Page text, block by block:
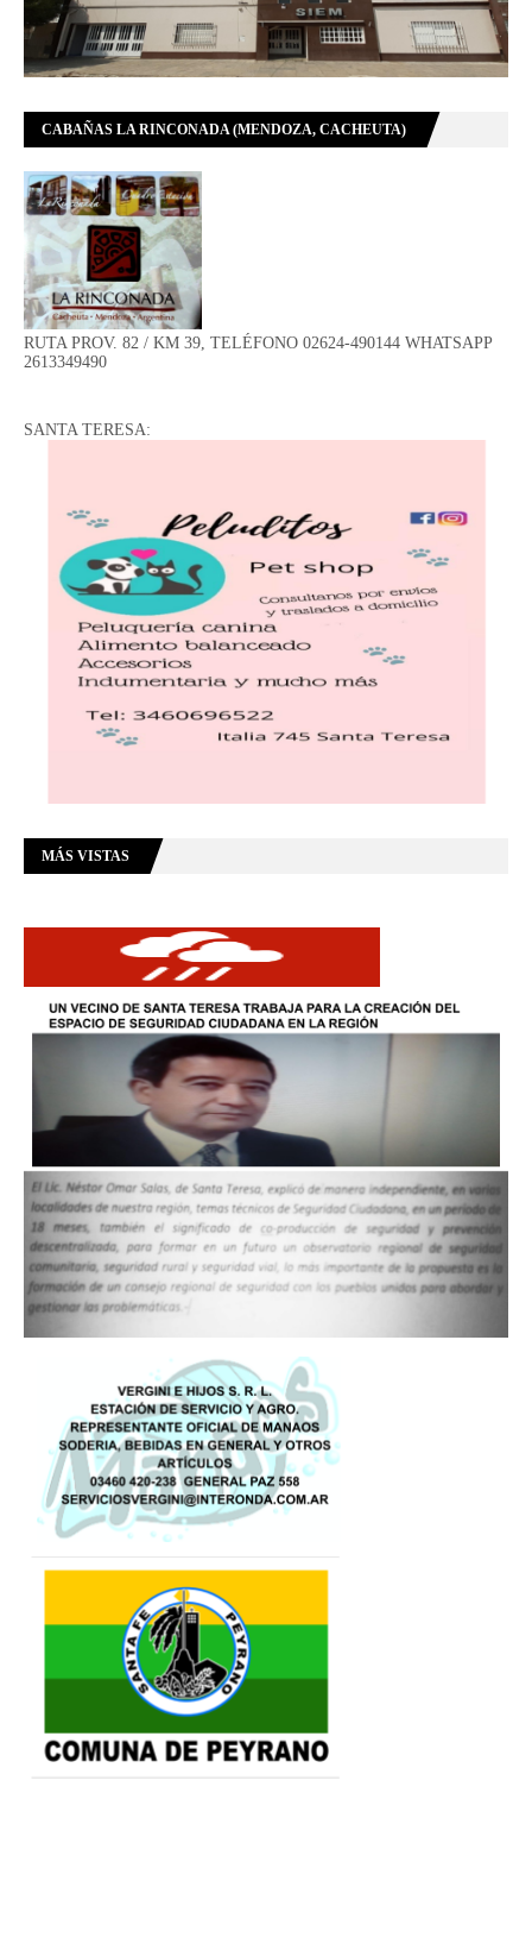
CABAÑAS LA RINCONADA (MENDOZA, CACHEUTA)
RUTA PROV. 82 / KM 39, TELÉFONO 02624-490144 WHATSAPP
2613349490
SANTA TERESA:
MÁS VISTAS